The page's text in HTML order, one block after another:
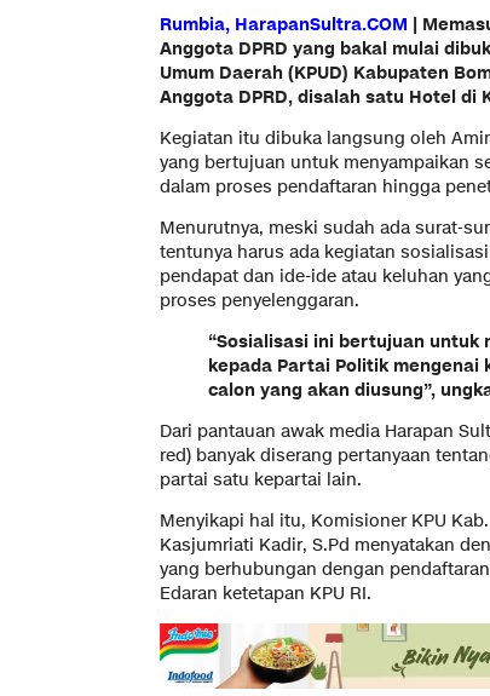
Rumbia, HarapanSultra.COM |
Anggota DPRD yang bakal mulai
Umum Daerah (KPUD) Kabupaten
Anggota DPRD, disalah satu Hotel di
Kegiatan itu dibuka langsung oleh
yang bertujuan untuk menyampaikan
dalam proses pendaftaran hingga
Menurutnya, meski sudah ada surat-
tentunya harus ada kegiatan
pendapat dan ide-ide atau keluhan
proses penyelenggaran.
“Sosialisasi ini bertujuan untuk
kepada Partai Politik
calon yang akan diusung”,
Dari pantauan awak media Harapan
red) banyak diserang pertanyaan
partai satu kepartai lain.
Menyikapi hal itu, Komisioner KPU
Kasjumriati Kadir, S.Pd menyatakan
yang berhubungan dengan
Edaran ketetapan KPU RI.